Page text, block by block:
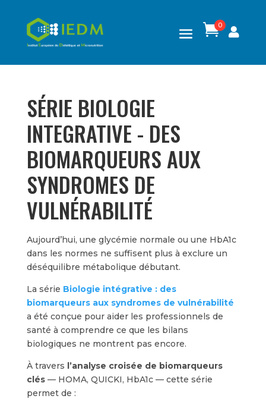
0

SÉRIE BIOLOGIE
INTEGRATIVE - DES
BIOMARQUEURS AUX
SYNDROMES DE
VULNÉRABILITÉ
Aujourd’hui, une glycémie normale ou une HbA1c
dans les normes ne suffisent plus à exclure un
déséquilibre métabolique débutant.
La série Biologie intégrative : des
biomarqueurs aux syndromes de vulnérabilité
a été conçue pour aider les professionnels de
santé à comprendre ce que les bilans
biologiques ne montrent pas encore.
À travers l’analyse croisée de biomarqueurs
clés— HOMA, QUICKI, HbA1c — cette série
permet de :